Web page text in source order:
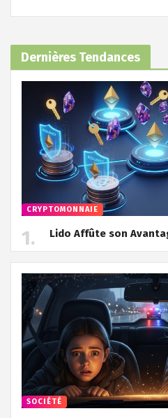
Dernières Tendances
CRYPTOMONNAIE
Lido Affûte son
SOCIÉTÉ